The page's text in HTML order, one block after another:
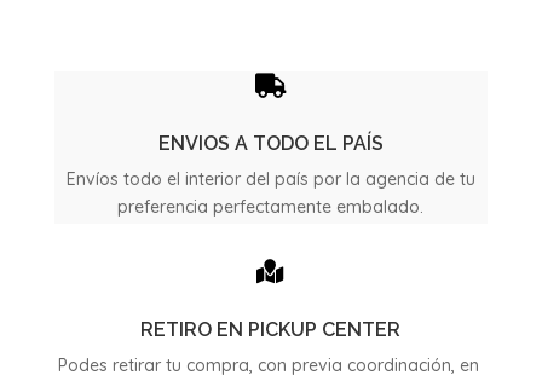
2021

ENVIOS A TODO EL PAÍS
Envíos todo el interior del país por la agencia de tu
preferencia perfectamente embalado.

RETIRO EN PICKUP CENTER
Podes retirar tu compra, con previa coordinación, en